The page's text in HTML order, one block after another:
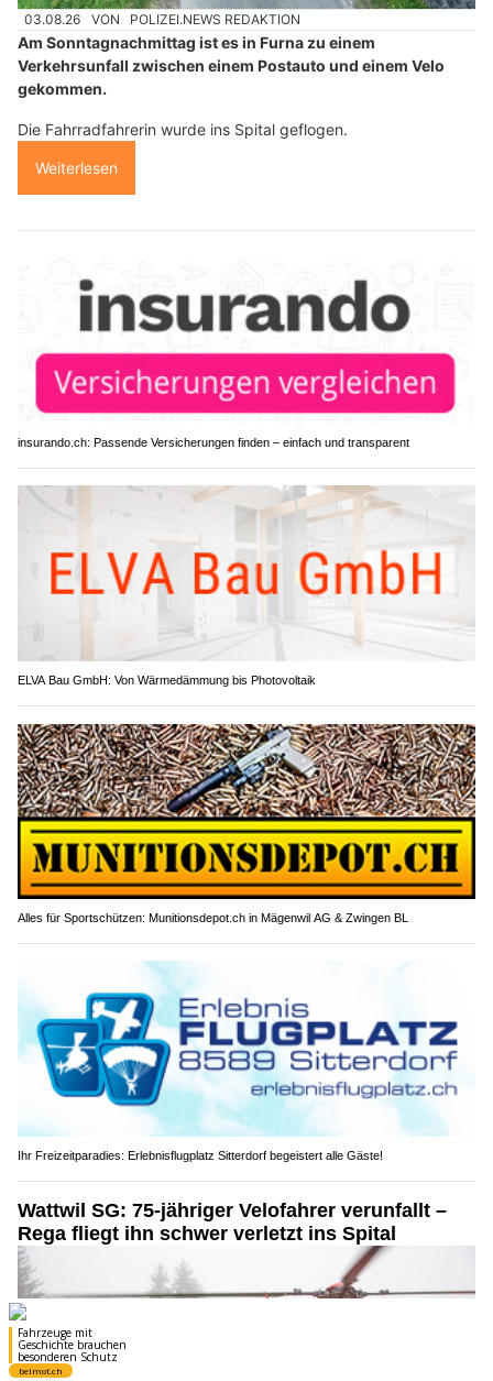
03.08.26 VON POLIZEI.NEWS REDAKTION
Am Sonntagnachmittag ist es in Furna zu einem
Verkehrsunfall zwischen einem Postauto und einem Velo
gekommen.
Die Fahrradfahrerin wurde ins Spital geflogen.
Weiterlesen
insurando.ch: Passende Versicherungen finden – einfach und transparent
ELVA Bau GmbH: Von Wärmedämmung bis Photovoltaik
Alles für Sportschützen: Munitionsdepot.ch in Mägenwil AG & Zwingen BL
Ihr Freizeitparadies: Erlebnisflugplatz Sitterdorf begeistert alle Gäste!
Wattwil SG: 75-jähriger Velofahrer verunfallt –
Rega fliegt ihn schwer verletzt ins Spital